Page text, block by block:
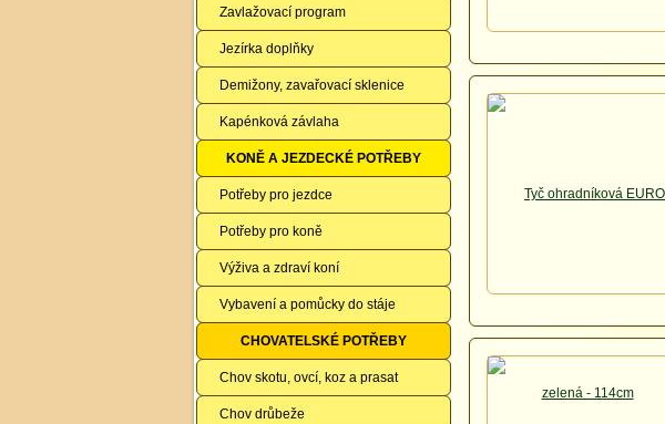
Zavlažovací program
Jezírka doplňky
Demižony, zavařovací sklenice
Kapénková závlaha
KONĚ A JEZDECKÉ POTŘEBY
Potřeby pro jezdce
Potřeby pro koně
Výživa a zdraví koní
Vybavení a pomůcky do stáje
CHOVATELSKÉ POTŘEBY
Chov skotu, ovcí, koz a prasat
Chov drůbeže